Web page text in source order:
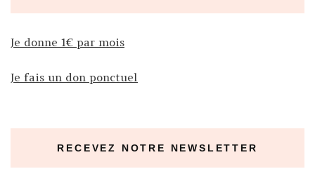
Je donne 1€ par mois
Je fais un don ponctuel
RECEVEZ NOTRE NEWSLETTER